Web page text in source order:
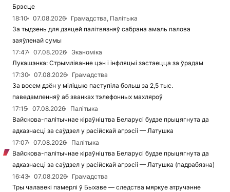
Брэсце
18:10
07.08.2026
Грамадства, Палітыка
За тыдзень для дзяцей палітвязняў сабрана амаль палова
заяўленай сумы
17:47
07.08.2026
Эканоміка
Лукашэнка: Стрымліванне цэн і інфляцыі застаецца за ўрадам
17:30
07.08.2026
Грамадства
За восем дзён у міліцыю паступіла больш за 2,5 тыс.
паведамленняў аб званках тэлефонных махляроў
17:15
07.08.2026
Палітыка
Вайскова-палітычнае кіраўніцтва Беларусі будзе прыцягнута да
адказнасці за саўдзел у расійскай агрэсіі — Латушка
17:07
07.08.2026
Палітыка
Вайскова-палітычнае кіраўніцтва Беларусі будзе прыцягнута да
адказнасці за саўдзел у расійскай агрэсіі — Латушка (падрабязна)
16:43
07.08.2026
Грамадства
Тры чалавекі памерлі ў Быхаве — следства мяркуе атручэнне